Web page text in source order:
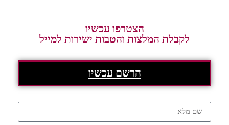
הצטרפו עכשיו
לקבלת המלצות והטבות ישירות למייל
הרשם עכשיו